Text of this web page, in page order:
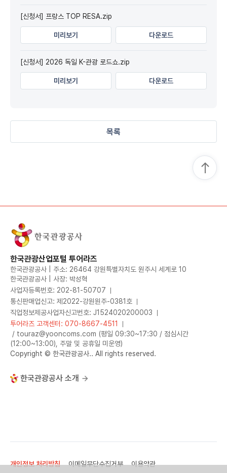
[신청서] 프랑스 TOP RESA.zip
미리보기 다운로드
[신청서] 2026 독일 K-관광 로드쇼.zip
미리보기 다운로드
목록
한국관광산업포털 투어라즈
한국관광공사 | 주소: 26464 강원특별자치도 원주시 세계로 10
한국관광공사 | 사장: 박성혁
사업자등록번호: 202-81-50707
통신판매업신고: 제2022-강원원주-0381호
직업정보제공사업자신고번호: J1524020200003
투어라즈 고객센터: 070-8667-4511
/ touraz@yooncoms.com (평일 09:30~17:30 / 점심시간
(12:00~13:00), 주말 및 공휴일 미운영)
Copyright © 한국관광공사.. All rights reserved.
한국관광공사 소개
개인정보 처리방침 이메일무단수집거부 이용약관